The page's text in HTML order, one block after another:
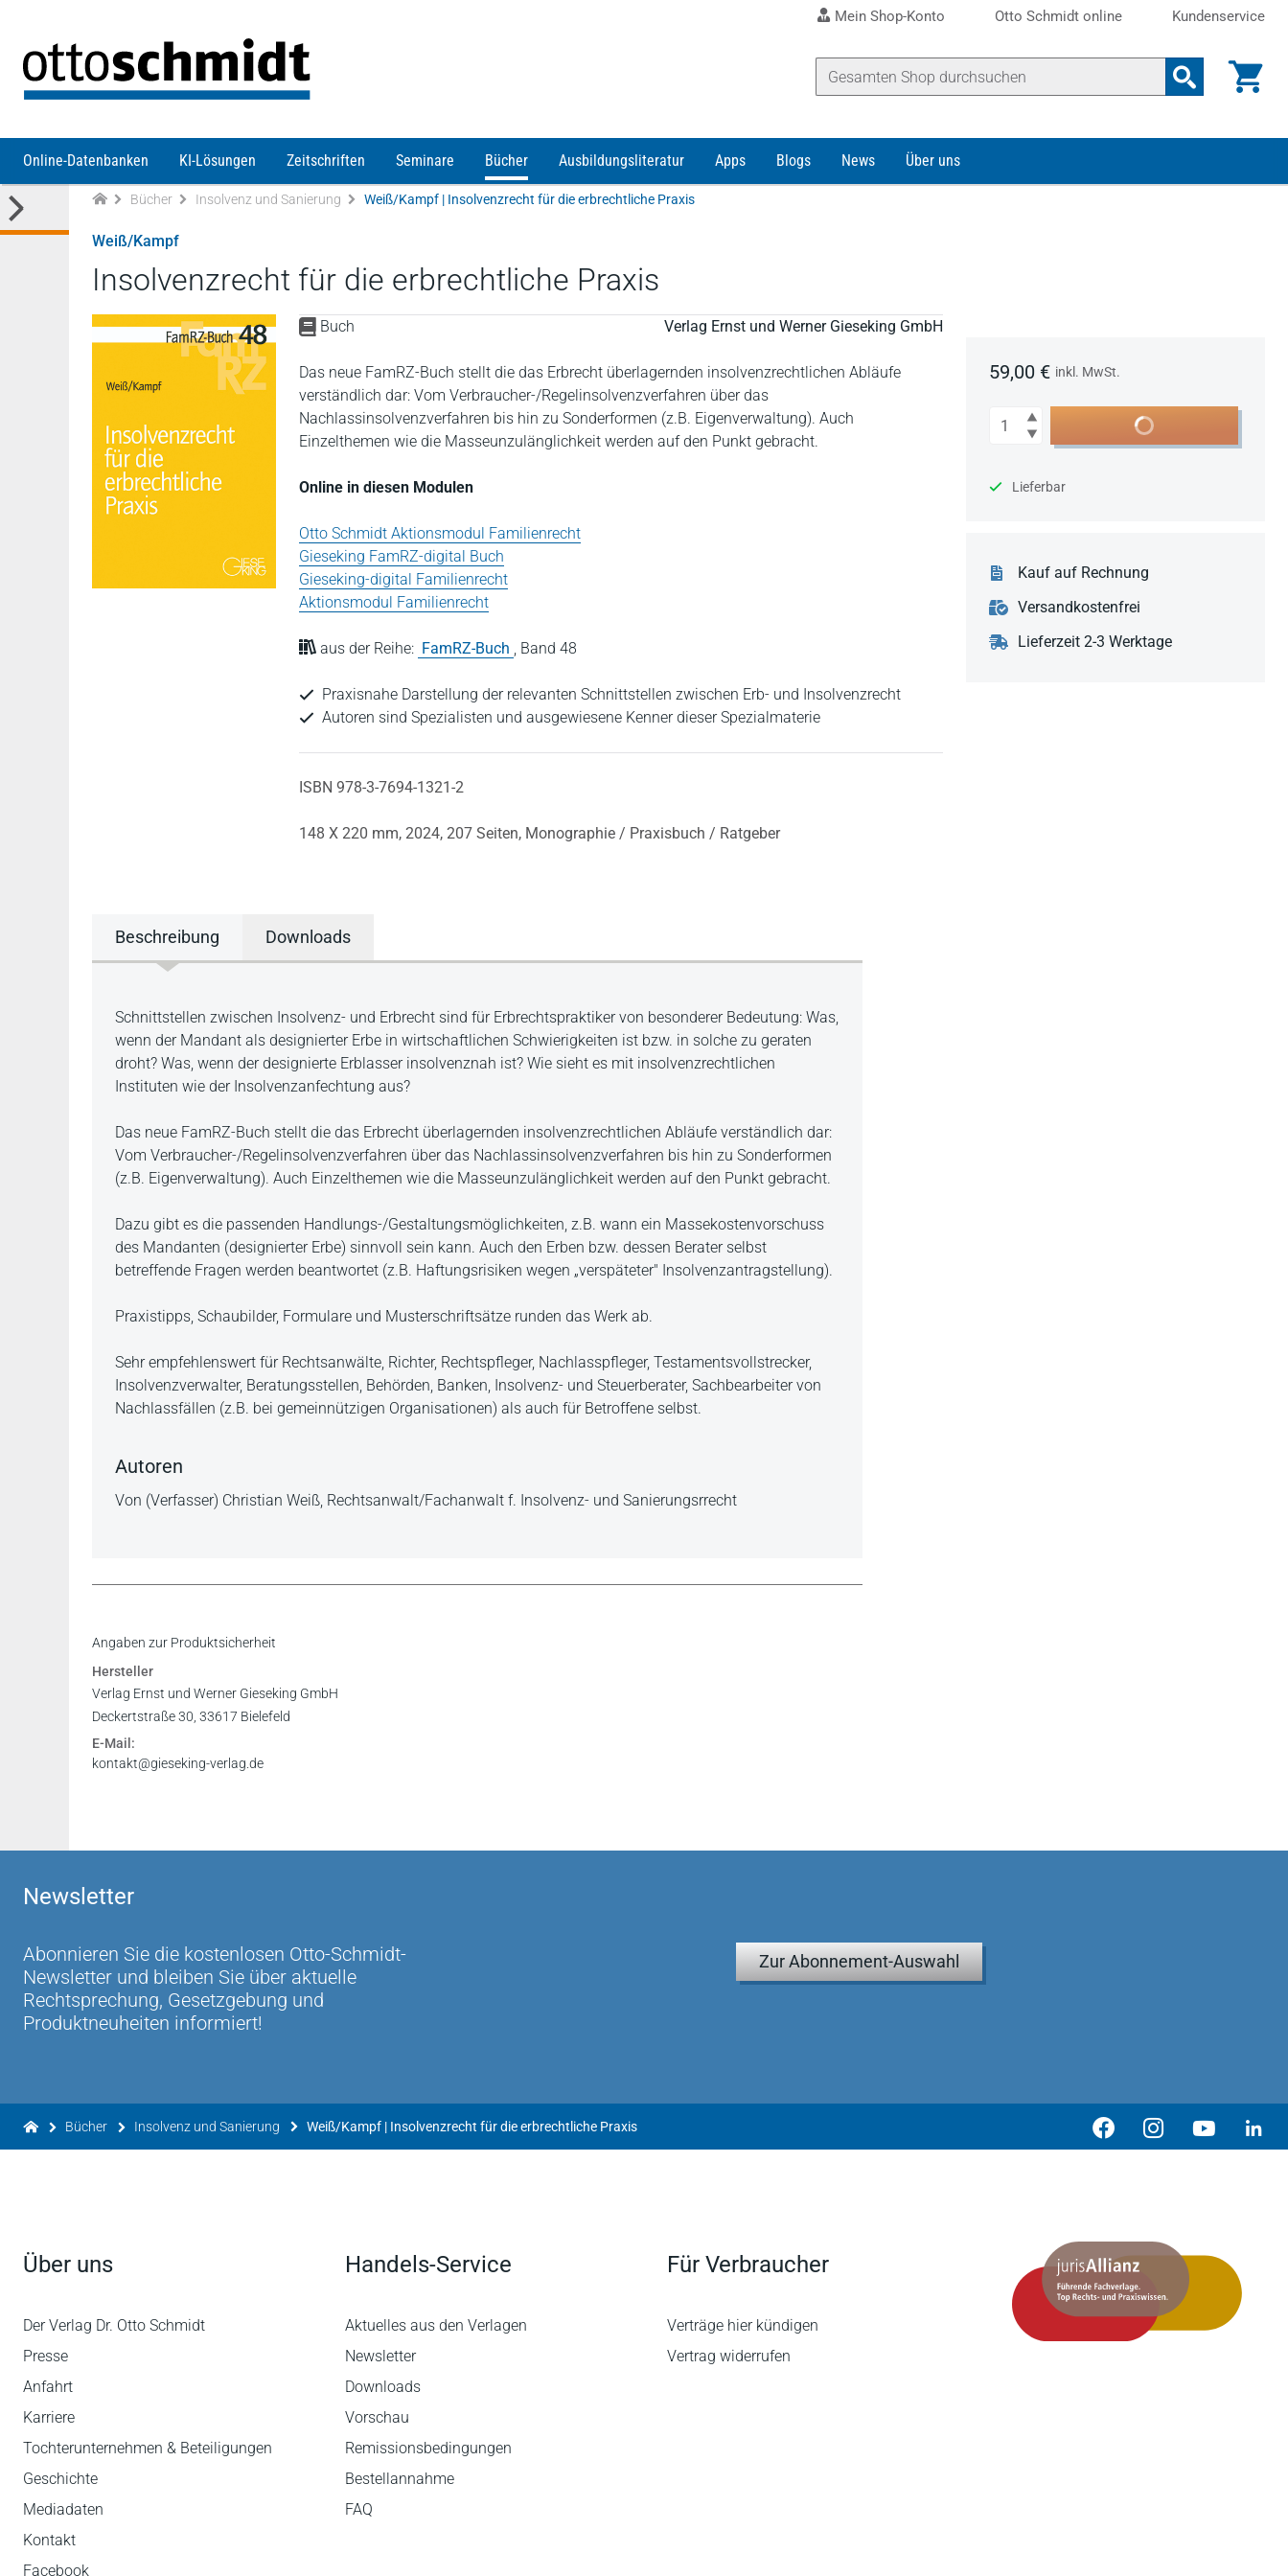
Mein Shop-Konto Otto Schmidt online Kundenservice
Online-Datenbanken KI-Lösungen Zeitschriften Seminare Bücher Ausbildungsliteratur Apps Blogs News Über uns
Bücher Insolvenz und Sanierung Weiß/Kampf | Insolvenzrecht für die erbrechtliche Praxis
Weiß/Kampf
Insolvenzrecht für die erbrechtliche Praxis
Buch Verlag Ernst und Werner Gieseking GmbH
Das neue FamRZ-Buch stellt die das Erbrecht überlagernden insolvenzrechtlichen Abläufe
verständlich dar: Vom Verbraucher-/Regelinsolvenzverfahren über das
Nachlassinsolvenzverfahren bis hin zu Sonderformen (z.B. Eigenverwaltung). Auch
Einzelthemen wie die Masseunzulänglichkeit werden auf den Punkt gebracht.
Online in diesen Modulen
Otto Schmidt Aktionsmodul Familienrecht
Gieseking FamRZ-digital Buch
Gieseking-digital Familienrecht
Aktionsmodul Familienrecht
aus der Reihe: FamRZ-Buch , Band 48
Praxisnahe Darstellung der relevanten Schnittstellen zwischen Erb- und Insolvenzrecht
Autoren sind Spezialisten und ausgewiesene Kenner dieser Spezialmaterie
ISBN 978-3-7694-1321-2
148 X 220 mm, 2024, 207 Seiten, Monographie / Praxisbuch / Ratgeber
59,00 € inkl. MwSt.
Anzahl In den Warenkorb
Lieferbar
Kauf auf Rechnung
Versandkostenfrei
Lieferzeit 2-3 Werktage
Beschreibung Downloads
Beschreibung
Schnittstellen zwischen Insolvenz- und Erbrecht sind für Erbrechtspraktiker von besonderer Bedeutung: Was,
wenn der Mandant als designierter Erbe in wirtschaftlichen Schwierigkeiten ist bzw. in solche zu geraten
droht? Was, wenn der designierte Erblasser insolvenznah ist? Wie sieht es mit insolvenzrechtlichen
Instituten wie der Insolvenzanfechtung aus?
Das neue FamRZ-Buch stellt die das Erbrecht überlagernden insolvenzrechtlichen Abläufe verständlich dar:
Vom Verbraucher-/Regelinsolvenzverfahren über das Nachlassinsolvenzverfahren bis hin zu Sonderformen
(z.B. Eigenverwaltung). Auch Einzelthemen wie die Masseunzulänglichkeit werden auf den Punkt gebracht.
Dazu gibt es die passenden Handlungs-/Gestaltungsmöglichkeiten, z.B. wann ein Massekostenvorschuss
des Mandanten (designierter Erbe) sinnvoll sein kann. Auch den Erben bzw. dessen Berater selbst
betreffende Fragen werden beantwortet (z.B. Haftungsrisiken wegen „verspäteter" Insolvenzantragstellung).
Praxistipps, Schaubilder, Formulare und Musterschriftsätze runden das Werk ab.
Sehr empfehlenswert für Rechtsanwälte, Richter, Rechtspfleger, Nachlasspfleger, Testamentsvollstrecker,
Insolvenzverwalter, Beratungsstellen, Behörden, Banken, Insolvenz- und Steuerberater, Sachbearbeiter von
Nachlassfällen (z.B. bei gemeinnützigen Organisationen) als auch für Betroffene selbst.
Autoren
Von (Verfasser) Christian Weiß, Rechtsanwalt/Fachanwalt f. Insolvenz- und Sanierungsrrecht
Inhaltsverzeichnis
Angaben zur Produktsicherheit
Hersteller
Verlag Ernst und Werner Gieseking GmbH
Deckertstraße 30, 33617 Bielefeld
E-Mail:
kontakt@gieseking-verlag.de
Newsletter
Abonnieren Sie die kostenlosen Otto-Schmidt-
Newsletter und bleiben Sie über aktuelle
Rechtsprechung, Gesetzgebung und
Produktneuheiten informiert!
Zur Abonnement-Auswahl
Bücher Insolvenz und Sanierung Weiß/Kampf | Insolvenzrecht für die erbrechtliche Praxis
Über uns
Der Verlag Dr. Otto Schmidt
Presse
Anfahrt
Karriere
Tochterunternehmen & Beteiligungen
Geschichte
Mediadaten
Kontakt
Facebook
Handels-Service
Aktuelles aus den Verlagen
Newsletter
Downloads
Vorschau
Remissionsbedingungen
Bestellannahme
FAQ
Für Verbraucher
Verträge hier kündigen
Vertrag widerrufen